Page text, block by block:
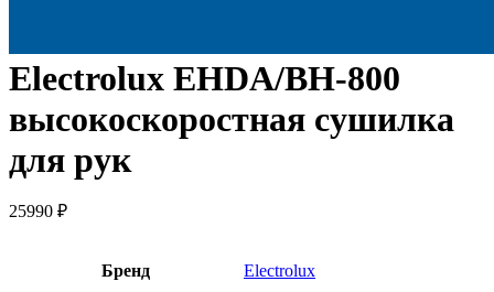
Electrolux EHDA/BH-800
высокоскоростная сушилка
для рук
25990 ₽
Бренд Electrolux